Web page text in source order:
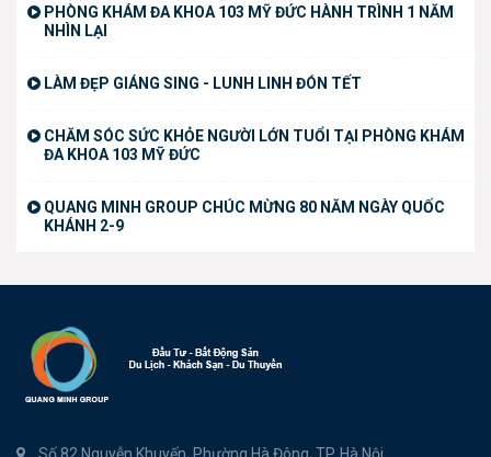
PHÒNG KHÁM ĐA KHOA 103 MỸ ĐỨC HÀNH TRÌNH 1 NĂM
NHÌN LẠI
LÀM ĐẸP GIÁNG SING - LUNH LINH ĐÓN TẾT
CHĂM SÓC SỨC KHỎE NGƯỜI LỚN TUỔI TẠI PHÒNG KHÁM
ĐA KHOA 103 MỸ ĐỨC
QUANG MINH GROUP CHÚC MỪNG 80 NĂM NGÀY QUỐC
KHÁNH 2-9